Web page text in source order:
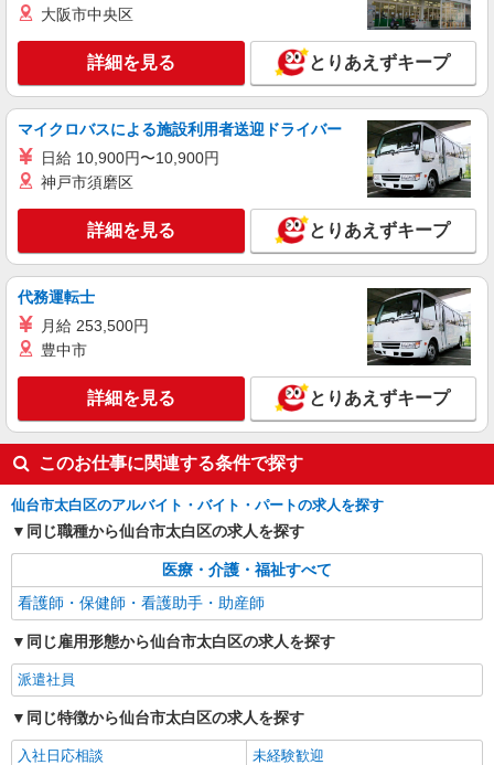
大阪市中央区
詳細を見る とりあえずキープ
マイクロバスによる施設利用者送迎ドライバー
日給 10,900円〜10,900円
神戸市須磨区
詳細を見る とりあえずキープ
代務運転士
月給 253,500円
豊中市
詳細を見る とりあえずキープ
このお仕事に関連する条件で探す
仙台市太白区のアルバイト・バイト・パートの求人を探す
同じ職種から仙台市太白区の求人を探す
医療・介護・福祉すべて
看護師・保健師・看護助手・助産師
同じ雇用形態から仙台市太白区の求人を探す
派遣社員
同じ特徴から仙台市太白区の求人を探す
入社日応相談
未経験歓迎